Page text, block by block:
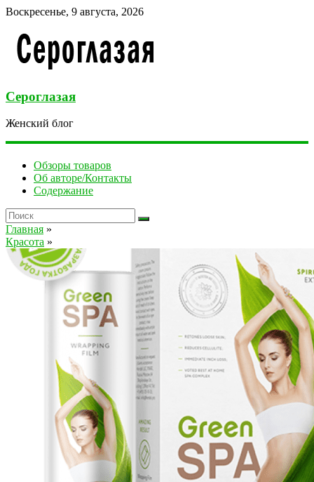
Воскресенье, 9 августа, 2026
Сероглазая
Женский блог
Обзоры товаров
Об авторе/Контакты
Содержание
Главная »
Красота »